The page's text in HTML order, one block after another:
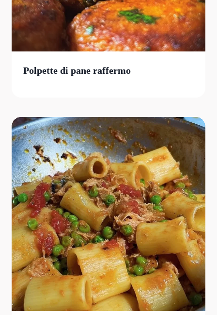
Polpette di pane raffermo